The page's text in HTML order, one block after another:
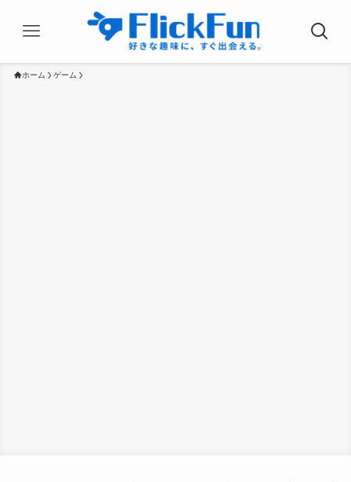
ホーム ゲーム